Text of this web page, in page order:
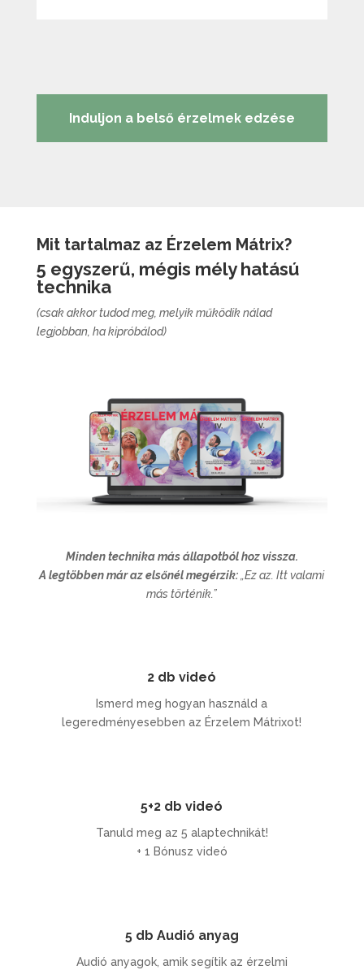
Induljon a belső érzelmek edzése
Mit tartalmaz az Érzelem Mátrix?
5 egyszerű, mégis mély hatású
technika
(csak akkor tudod meg, melyik működik nálad
legjobban, ha kipróbálod)
Minden technika más állapotból hoz vissza.
A legtöbben már az elsőnél megérzik:„Ez az. Itt valami
más történik.”
2 db videó
Ismerd meg hogyan használd a
legeredményesebben az Érzelem Mátrixot!
5+2 db videó
Tanuld meg az 5 alaptechnikát!
+ 1 Bónusz videó
5 db Audió anyag
Audió anyagok, amik segítik az érzelmi